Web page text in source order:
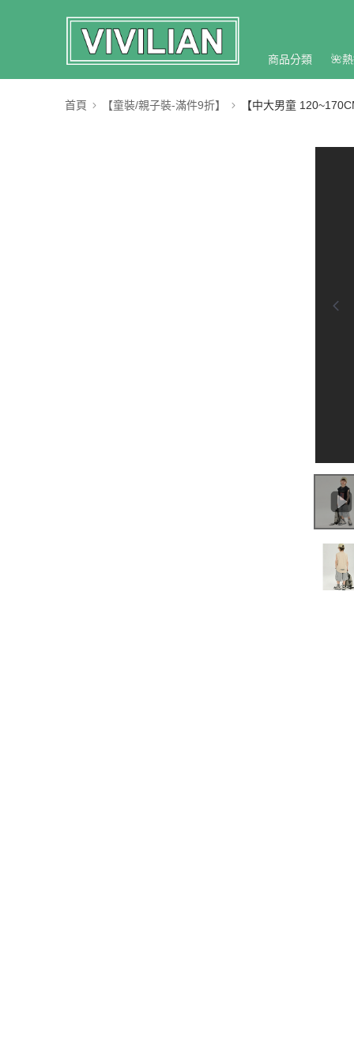
商品分類 🌺
首頁 【童裝/親子裝-滿件9折】 【中大男童